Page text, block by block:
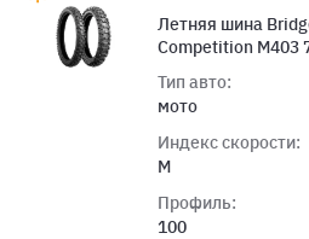
Летняя шина
Competition M403
Тип авто:
мото
Индекс скорости:
M
Профиль:
100